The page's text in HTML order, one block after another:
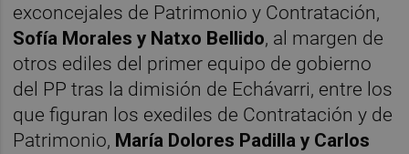
exconcejales de Patrimonio y Contratación,
Sofía Morales y Natxo Bellido, al margen de
otros ediles del primer equipo de gobierno
del PP tras la dimisión de Echávarri, entre los
que figuran los exediles de Contratación y de
Patrimonio, María Dolores Padilla y Carlos